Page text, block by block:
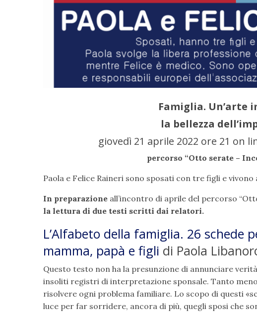
Famiglia. Un’arte
la bellezza
giovedì 21 aprile 2022 ore 21 on
percorso “Otto serate –
Paola e Felice Raineri sono sposati con tre figli e vivono
In preparazione all’incontro di aprile del percorso
la lettura di due testi scritti dai relatori.
L’Alfabeto della famiglia. 26 schede
mamma, papà e figli di Paola
Questo testo non ha la presunzione di annunciare
insoliti registri di interpretazione sponsale. Tanto
risolvere ogni problema familiare. Lo scopo di questi
luce per far sorridere, ancora di più, quegli sposi che